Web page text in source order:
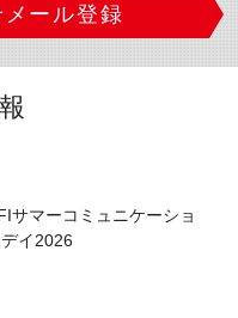
ール登録
サマーコミュニケーショ
デイ2026